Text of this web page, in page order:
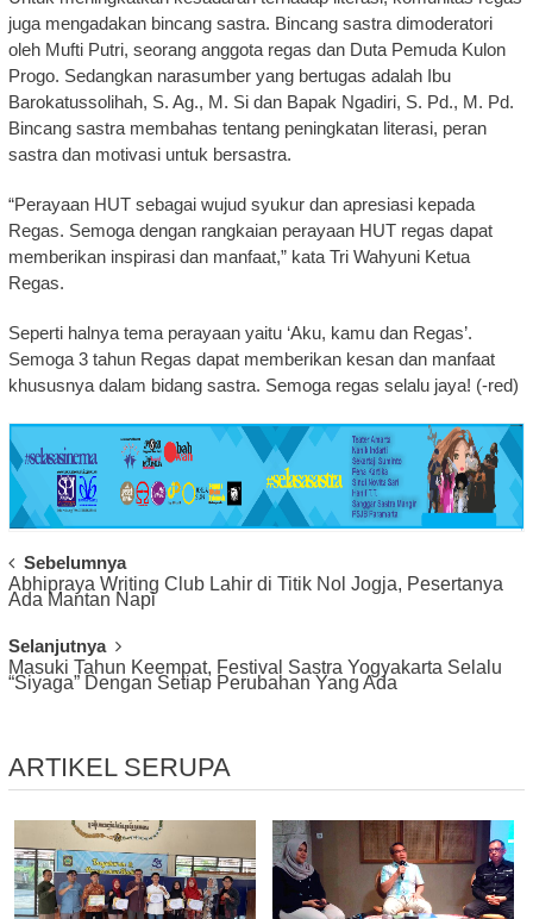
juga mengadakan bincang sastra. Bincang sastra dimoderatori
oleh Mufti Putri, seorang anggota regas dan Duta Pemuda Kulon
Progo. Sedangkan narasumber yang bertugas adalah Ibu
Barokatussolihah, S. Ag., M. Si dan Bapak Ngadiri, S. Pd., M. Pd.
Bincang sastra membahas tentang peningkatan literasi, peran
sastra dan motivasi untuk bersastra.
“Perayaan HUT sebagai wujud syukur dan apresiasi kepada
Regas. Semoga dengan rangkaian perayaan HUT regas dapat
memberikan inspirasi dan manfaat,” kata Tri Wahyuni Ketua
Regas.
Seperti halnya tema perayaan yaitu ‘Aku, kamu dan Regas’.
Semoga 3 tahun Regas dapat memberikan kesan dan manfaat
khususnya dalam bidang sastra. Semoga regas selalu jaya! (-red)
Post
Navigation
Sebelumnya
Abhipraya Writing Club Lahir di Titik Nol Jogja, Pesertanya
Ada Mantan Napi
Selanjutnya
Masuki Tahun Keempat, Festival Sastra Yogyakarta Selalu
“Siyaga” Dengan Setiap Perubahan Yang Ada
ARTIKEL SERUPA